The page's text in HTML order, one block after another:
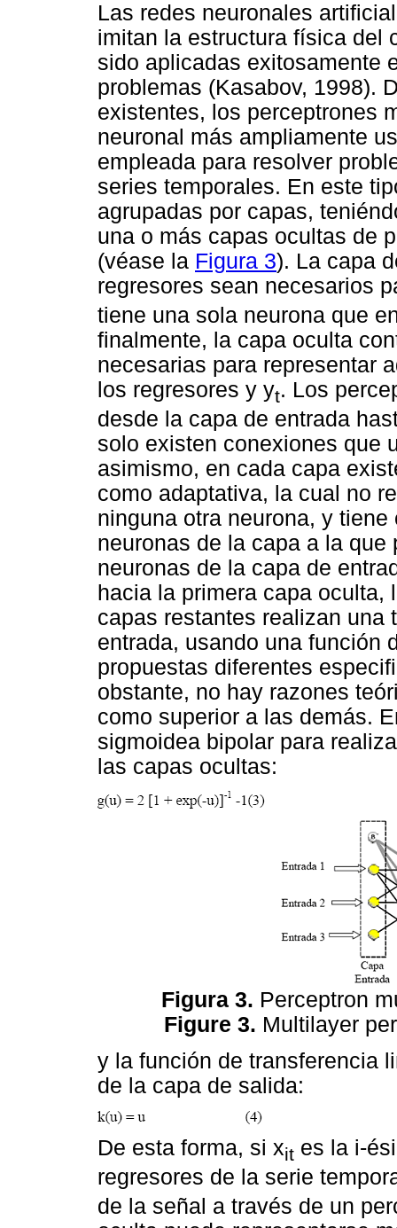
Las redes neuronales
imitan la estructura física del
sido aplicadas exitosamente
problemas (Kasabov, 1998).
existentes, los perceptrones
neuronal más ampliamente
empleada para resolver
series temporales. En este
agrupadas por capas,
una o más capas ocultas de
(véase la Figura 3). La capa
regresores sean necesarios
tiene una sola neurona que
finalmente, la capa oculta
necesarias para representar
los regresores y yt. Los
desde la capa de entrada
solo existen conexiones que
asimismo, en cada capa
como adaptativa, la cual no
ninguna otra neurona, y
neuronas de la capa a la
neuronas de la capa de
hacia la primera capa oculta,
capas restantes realizan una
entrada, usando una función
propuestas diferentes
obstante, no hay razones
como superior a las demás.
sigmoidea bipolar para
las capas ocultas:
Figura 3. Perceptron
Figure 3. Multilayer
y la función de transferencia
de la capa de salida:
De esta forma, si xit es la i-
regresores de la serie
de la señal a través de un